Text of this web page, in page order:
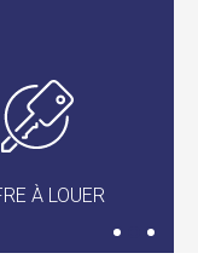
À LOUER